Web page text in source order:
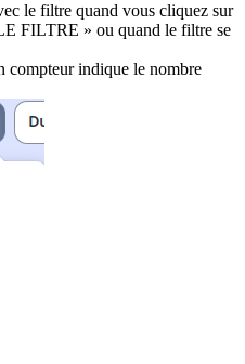
le filtre quand vous cliquez sur
FILTRE » ou quand le filtre se
compteur indique le nombre